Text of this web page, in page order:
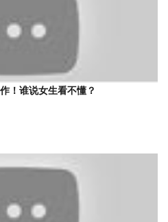
！谁说女生看不懂？